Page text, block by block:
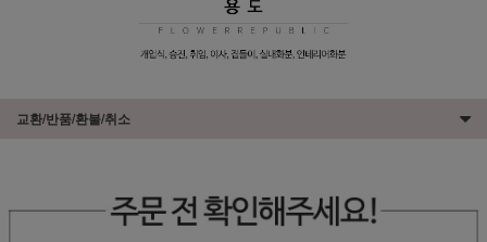
교환/반품/환불/취소